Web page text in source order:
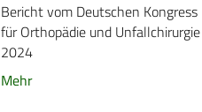
Bericht vom Deutschen Kongress
für Orthopädie und Unfallchirurgie
2024
Mehr